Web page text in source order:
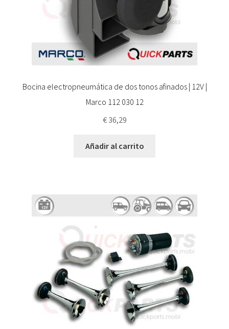
Bocina electropneumática de dos tonos afinados | 12V |
Marco 112 030 12
€36,29
Añadir al carrito